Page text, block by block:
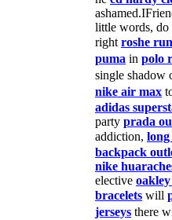
little words, do
right roshe run
puma in polo
single shadow
nike air max
adidas
party prada
addiction,
backpack
nike
elective
bracelets will
jerseys there